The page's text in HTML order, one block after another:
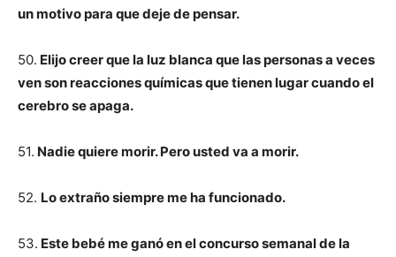
un motivo para que deje de pensar.
50. Elijo creer que la luz blanca que las personas a veces
ven son reacciones químicas que tienen lugar cuando el
cerebro se apaga.
51. Nadie quiere morir. Pero usted va a morir.
52. Lo extraño siempre me ha funcionado.
53. Este bebé me ganó en el concurso semanal de la